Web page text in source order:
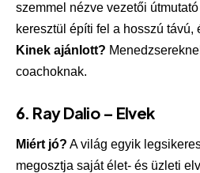
szemmel nézve vezetői
keresztül építi fel a hosszú távú,
Kinek ajánlott?
coachoknak.
6. Ray Dalio – Elvek
Miért jó? A világ egyik
megosztja saját élet- és üzleti